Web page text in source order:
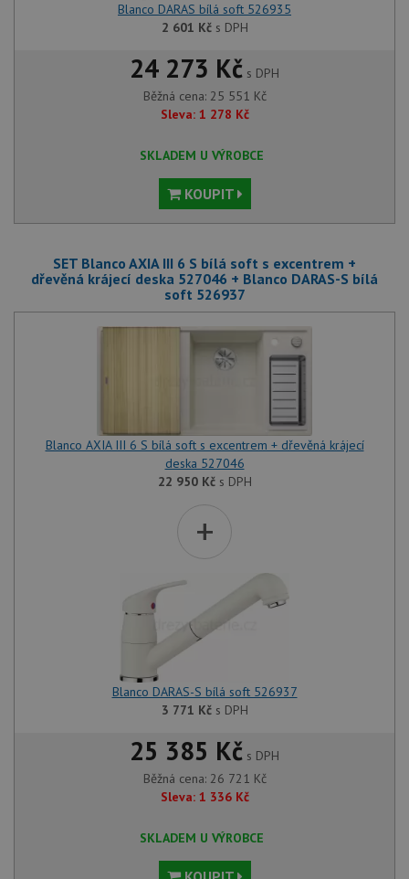
Blanco DARAS bílá soft 526935
2 601 Kčs DPH
24 273 Kč s DPH
Běžná cena: 25 551 Kč
Sleva: 1 278 Kč
SKLADEM U VÝROBCE
KOUPIT
SET Blanco AXIA III 6 S bílá soft s excentrem +
dřevěná krájecí deska 527046 + Blanco DARAS-S bílá
soft 526937
Blanco AXIA III 6 S bílá soft s excentrem + dřevěná krájecí
deska 527046
22 950 Kčs DPH
+
Blanco DARAS-S bílá soft 526937
3 771 Kčs DPH
25 385 Kč s DPH
Běžná cena: 26 721 Kč
Sleva: 1 336 Kč
SKLADEM U VÝROBCE